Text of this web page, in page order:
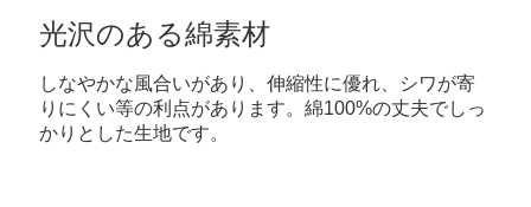
光沢のある綿素材
しなやかな風合いがあり、伸縮性に優れ、シワが寄
りにくい等の利点があります。綿100%の丈夫でしっ
かりとした生地です。